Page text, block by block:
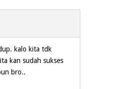
kalo kita tdk
kan sudah sukses
bro..